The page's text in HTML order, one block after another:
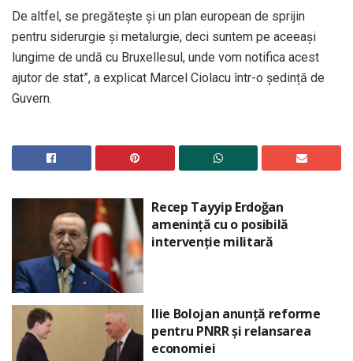
De altfel, se pregătește și un plan european de sprijin
pentru siderurgie și metalurgie, deci suntem pe aceeași
lungime de undă cu Bruxellesul, unde vom notifica acest
ajutor de stat”, a explicat Marcel Ciolacu într-o ședință de
Guvern.
Recep Tayyip Erdoğan
amenință cu o posibilă
intervenție militară
Ilie Bolojan anunță reforme
pentru PNRR și relansarea
economiei